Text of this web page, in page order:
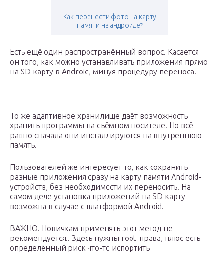
Как перенести фото на карту
памяти на андроиде?
Есть ещё один распространённый вопрос. Касается
он того, как можно устанавливать приложения прямо
на SD карту в Android, минуя процедуру переноса.
То же адаптивное хранилище даёт возможность
хранить программы на съёмном носителе. Но всё
равно сначала они инсталлируются на внутреннюю
память.
Пользователей же интересует то, как сохранить
разные приложения сразу на карту памяти Android-
устройств, без необходимости их переносить. На
самом деле установка приложений на SD карту
возможна в случае с платформой Android.
ВАЖНО. Новичкам применять этот метод не
рекомендуется.. Здесь нужны root-права, плюс есть
определённый риск что-то испортить